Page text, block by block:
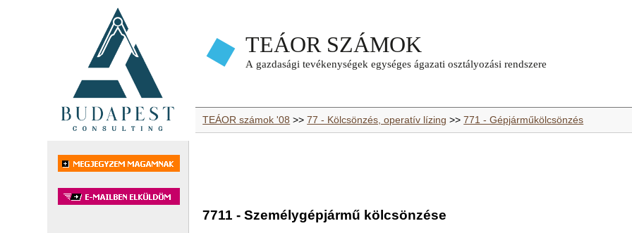
TEÁOR számok '08 >>77 - Kölcsönzés, operatív lízing >>771 - Gépjárműkölcsönzés
7711 - Személygépjármű kölcsönzése